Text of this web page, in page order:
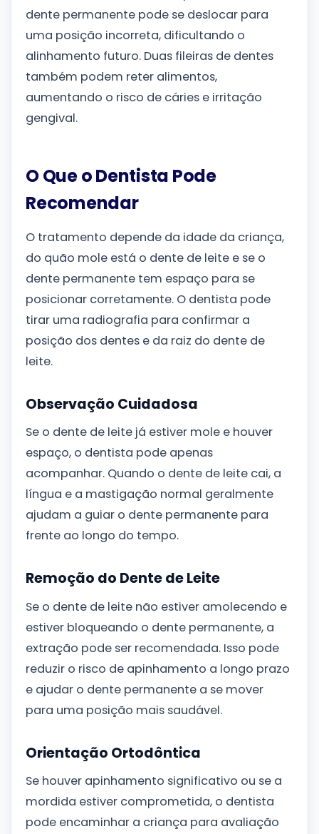
dente permanente pode se deslocar para
uma posição incorreta, dificultando o
alinhamento futuro. Duas fileiras de dentes
também podem reter alimentos,
aumentando o risco de cáries e irritação
gengival.
O Que o Dentista Pode
Recomendar
O tratamento depende da idade da criança,
do quão mole está o dente de leite e se o
dente permanente tem espaço para se
posicionar corretamente. O dentista pode
tirar uma radiografia para confirmar a
posição dos dentes e da raiz do dente de
leite.
Observação Cuidadosa
Se o dente de leite já estiver mole e houver
espaço, o dentista pode apenas
acompanhar. Quando o dente de leite cai, a
língua e a mastigação normal geralmente
ajudam a guiar o dente permanente para
frente ao longo do tempo.
Remoção do Dente de Leite
Se o dente de leite não estiver amolecendo e
estiver bloqueando o dente permanente, a
extração pode ser recomendada. Isso pode
reduzir o risco de apinhamento a longo prazo
e ajudar o dente permanente a se mover
para uma posição mais saudável.
Orientação Ortodôntica
Se houver apinhamento significativo ou se a
mordida estiver comprometida, o dentista
pode encaminhar a criança para avaliação